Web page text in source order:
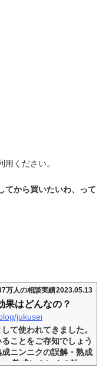
ください。
てから買いたいわ、って
万人の相談実績2023.05.13
果はどんなの？
jukusei
て使われてきました。
ことをご存知でしょう
ニンニクの誤解・熟成
熟成にんにくの効